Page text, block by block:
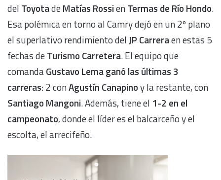
del ToyotadeMatías RossienTermas de Río Hondo.
Esa polémica en torno al Camry dejó en un 2º plano
el superlativo rendimiento del JP Carreraen estas 5
fechas deTurismo Carretera. El equipo que
comandaGustavo Lema ganó las últimas 3
carreras: 2 conAgustín Canapinoy la restante, con
Santiago Mangoni. Además, tiene el 1-2 en el
campeonato, donde el líder es el balcarceño y el
escolta, el arrecifeño.